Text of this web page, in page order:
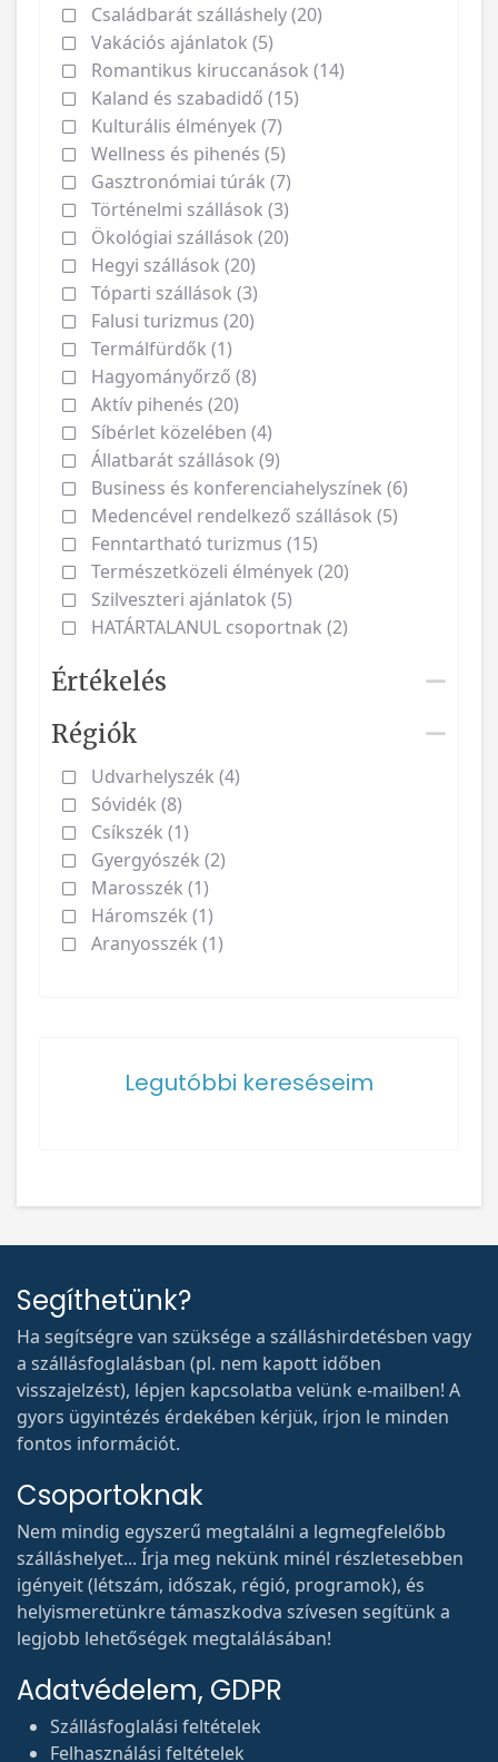
Családbarát szálláshely (20)
Vakációs ajánlatok (5)
Romantikus kiruccanások (14)
Kaland és szabadidő (15)
Kulturális élmények (7)
Wellness és pihenés (5)
Gasztronómiai túrák (7)
Történelmi szállások (3)
Ökológiai szállások (20)
Hegyi szállások (20)
Tóparti szállások (3)
Falusi turizmus (20)
Termálfürdők (1)
Hagyományőrző (8)
Aktív pihenés (20)
Síbérlet közelében (4)
Állatbarát szállások (9)
Business és konferenciahelyszínek (6)
Medencével rendelkező szállások (5)
Fenntartható turizmus (15)
Természetközeli élmények (20)
Szilveszteri ajánlatok (5)
HATÁRTALANUL csoportnak (2)
Értékelés
Régiók
Udvarhelyszék (4)
Sóvidék (8)
Csíkszék (1)
Gyergyószék (2)
Marosszék (1)
Háromszék (1)
Aranyosszék (1)
Legutóbbi kereséseim
Segíthetünk?
Ha segítségre van szüksége a szálláshirdetésben vagy
a szállásfoglalásban (pl. nem kapott időben
visszajelzést), lépjen kapcsolatba velünk e-mailben! A
gyors ügyintézés érdekében kérjük, írjon le minden
fontos információt.
Csoportoknak
Nem mindig egyszerű megtalálni a legmegfelelőbb
szálláshelyet... Írja meg nekünk minél részletesebben
igényeit (létszám, időszak, régió, programok), és
helyismeretünkre támaszkodva szívesen segítünk a
legjobb lehetőségek megtalálásában!
Adatvédelem, GDPR
Szállásfoglalási feltételek
Felhasználási feltételek